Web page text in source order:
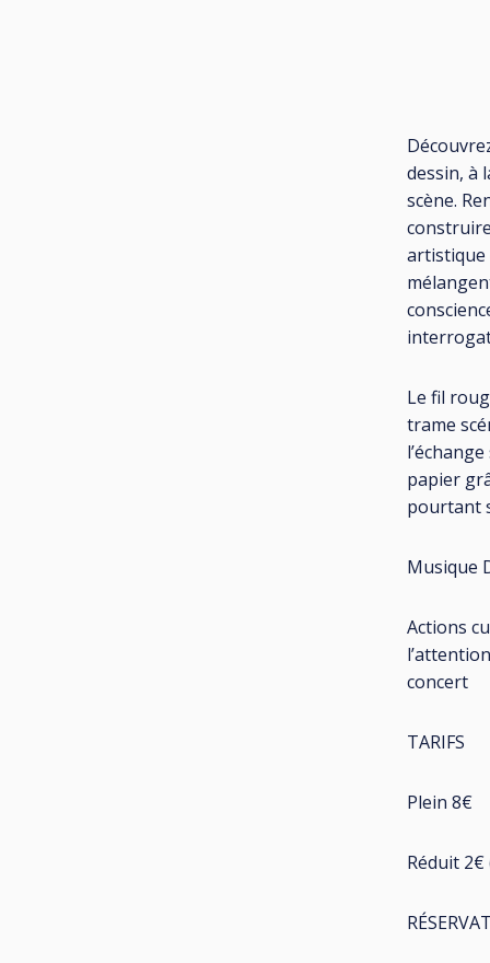
dessin, à
scène.
artistique
Le fil
trame
papier
pourtant
Musique
Actions
concert
TARIFS
Plein 8€
Réduit